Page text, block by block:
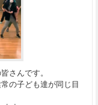
さんです。
の子ども達が同じ目